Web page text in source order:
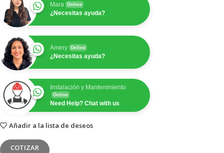
Mara Online
¿Necesitas ayuda?
Amery Online
¿Necesitas ayuda?
Instalación y Mantenimiento
Online
Need Help? Chat with us
Añadir a la lista de deseos
COTIZAR